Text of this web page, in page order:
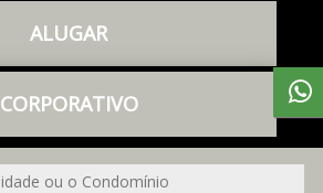
ALUGAR
CORPORATIVO